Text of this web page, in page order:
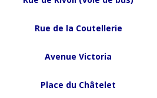
Rue de la Coutellerie
Avenue Victoria
Place du Châtelet